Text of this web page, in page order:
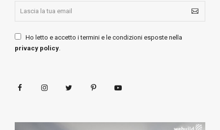
Ho letto e accetto i termini e le condizioni esposte nella
privacy policy